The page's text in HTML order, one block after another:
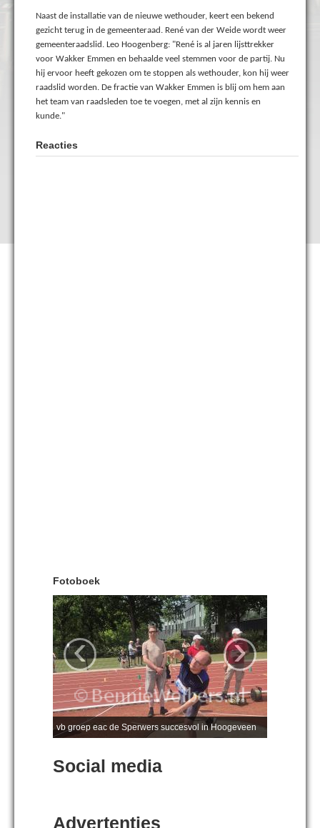
Naast de installatie van de nieuwe wethouder, keert een bekend
gezicht terug in de gemeenteraad. René van der Weide wordt weer
gemeenteraadslid. Leo Hoogenberg: "René is al jaren lijsttrekker
voor Wakker Emmen en behaalde veel stemmen voor de partij. Nu
hij ervoor heeft gekozen om te stoppen als wethouder, kon hij weer
raadslid worden. De fractie van Wakker Emmen is blij om hem aan
het team van raadsleden toe te voegen, met al zijn kennis en
kunde."
Reacties
Fotoboek
vb groep eac de Sperwers succesvol in Hoogeveen
‹ ›
Social media
Advertenties